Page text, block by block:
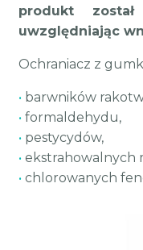
produkt
uwzględniając
Ochraniacz z
• barwników
• formaldehydu,
• pestycydów,
• ekstrahowalnych
• chlorowanych